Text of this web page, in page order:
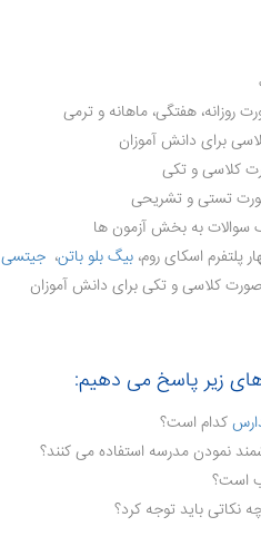
روزانه، هفتگی، ماهانه و ترمی
برای دانش آموزان
کلاسی و تکی
تستی و تشریحی
سوالات به بخش آزمون ها
پلتفرم اسکای روم، بیگ بلو باتن، جیتسی
کلاسی و تکی برای دانش آموزان
زیر پاسخ می دهیم:
کدام است؟
نمودن مدرسه استفاده می کنند؟
است؟
نکاتی باید توجه کرد؟